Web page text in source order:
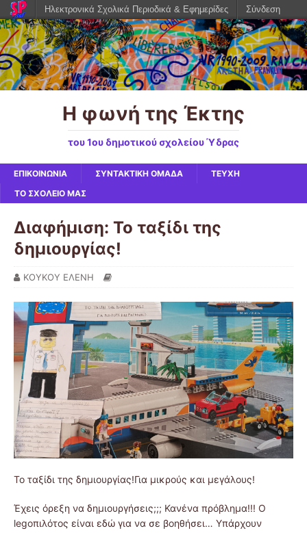
Η φωνή της Έκτης
του 1ου δημοτικού σχολείου Ύδρας
ΕΠΙΚΟΙΝΩΝΙΑ ΣΥΝΤΑΚΤΙΚΗ ΟΜΑΔΑ
ΤΕΥΧΗ
ΤΟ ΣΧΟΛΕΙΟ ΜΑΣ
Διαφήμιση: Το ταξίδι της
δημιουργίας!
ΚΟΥΚΟΥ ΕΛΕΝΗ
Το ταξίδι της δημιουργίας!Για μικρούς και μεγάλους!
Έχεις όρεξη να δημιουργήσεις;;; Κανένα πρόβλημα!!! Ο
legoπιλότος είναι εδώ για να σε βοηθήσει… Υπάρχουν
Ηλεκτρονικά Σχολικά Περιοδικά & Εφημερίδες Σύνδεση